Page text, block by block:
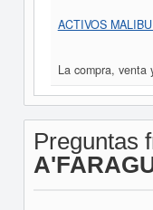
ACTIVOS
La compra, venta
Preguntas